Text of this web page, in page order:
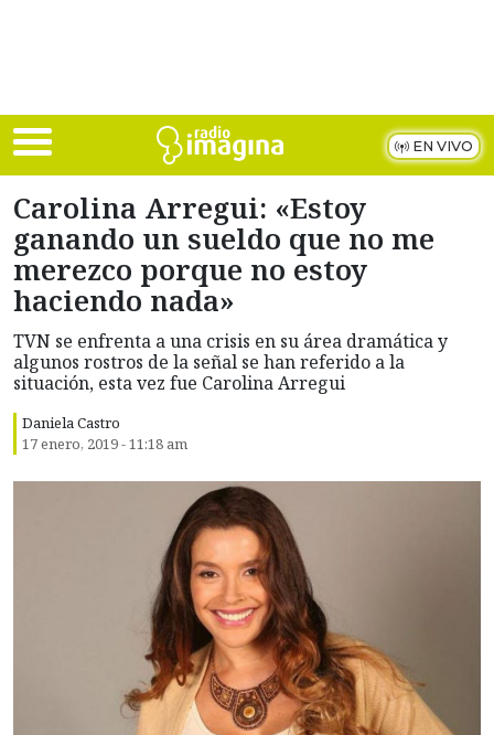
EN VIVO
Carolina Arregui: «Estoy
ganando un sueldo que no me
merezco porque no estoy
haciendo nada»
TVN se enfrenta a una crisis en su área dramática y
algunos rostros de la señal se han referido a la
situación, esta vez fue Carolina Arregui
Daniela Castro
17 enero, 2019 - 11:18 am